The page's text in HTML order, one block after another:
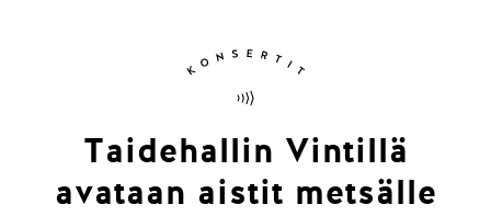
Taidehallin Vintillä
avataan aistit metsälle